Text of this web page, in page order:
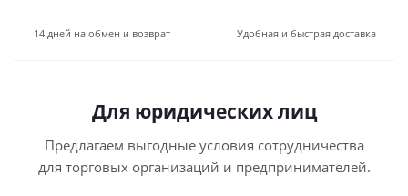
14 дней на обмен и возврат Удобная и быстрая доставка
Для юридических лиц
Предлагаем выгодные условия сотрудничества
для торговых организаций и предпринимателей.